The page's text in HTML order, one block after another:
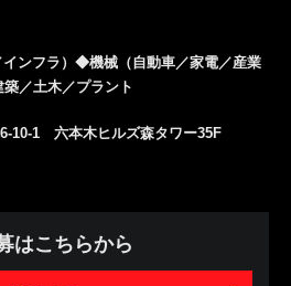
ンフラ）◆機械（自動車／家電／産業
／土木／プラント
10-1 六本木ヒルズ森タワー35F
はこちらから